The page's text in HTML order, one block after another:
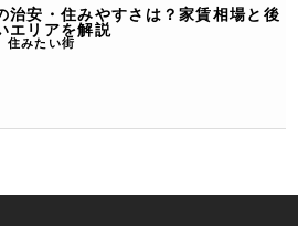
治安・住みやすさは？家賃相場と後
エリアを解説
住みたい街